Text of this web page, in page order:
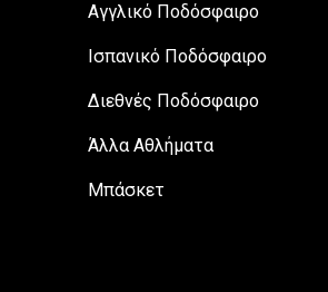
Αγγλικό Ποδόσφαιρο
Ισπανικό Ποδόσφαιρο
Διεθνές Ποδόσφαιρο
Άλλα Αθλήματα
Μπάσκετ